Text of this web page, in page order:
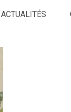
ACTUALITÉS